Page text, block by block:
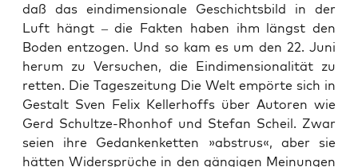
daß das ein­di­men­sio­na­le Geschichts­bild in der
Luft hängt – die Fak­ten haben ihm längst den
Boden ent­zo­gen. Und so kam es um den 22. Juni
her­um zu Ver­su­chen, die Ein­di­men­sio­na­li­tät zu
ret­ten. Die Tages­zei­tung Die Welt empör­te sich in
Gestalt Sven Felix Kel­ler­hoffs über Autoren wie
Gerd Schult­ze-Rhon­hof und Ste­fan Scheil. Zwar
sei­en ihre Gedan­ken­ket­ten »abstrus«, aber sie
hät­ten Wider­sprü­che in den gän­gi­gen Mei­nun­gen